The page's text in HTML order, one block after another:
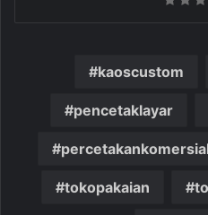
kaoscustom
pencetaklayar
tokopakaian